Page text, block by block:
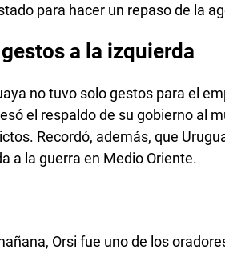
para hacer un repaso de la
a la izquierda
no tuvo solo gestos para el
el respaldo de su gobierno al
Recordó, además, que
a la guerra en Medio Oriente.
Orsi fue uno de los